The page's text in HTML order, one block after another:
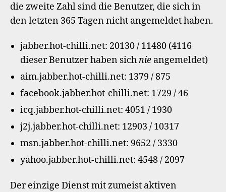
die zweite Zahl sind die Benutzer, die sich in
den letzten 365 Tagen nicht angemeldet haben.
jabber.hot-chilli.net: 20130 / 11480 (4116
dieser Benutzer haben sichnie angemeldet)
aim.jabber.hot-chilli.net: 1379 / 875
facebook.jabber.hot-chilli.net: 1729 / 46
icq.jabber.hot-chilli.net: 4051 / 1930
j2j.jabber.hot-chilli.net: 12903 / 10317
msn.jabber.hot-chilli.net: 9652 / 3330
yahoo.jabber.hot-chilli.net: 4548 / 2097
Der einzige Dienst mit zumeist aktiven